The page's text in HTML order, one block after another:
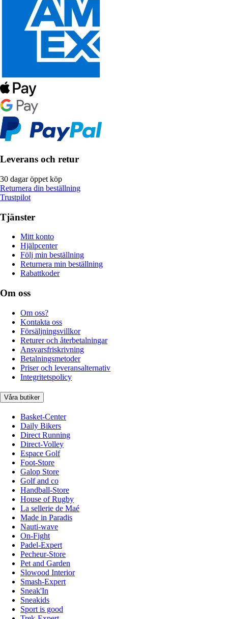
Leverans och retur
30 dagar öppet köp
Returnera din beställning
Trustpilot
Tjänster
Mitt konto
Hjälpcenter
Följ min beställning
Returnera min beställning
Rabattkoder
Om oss
Om oss?
Kontakta oss
Försäljningsvillkor
Returer och återbetalningar
Ansvarsfriskrivning
Betalningsmetoder
Priser och leveransalternativ
Integritetspolicy
Våra butiker
Basket-Center
Daily Bikers
Direct Running
Direct-Volley
Espace Golf
Foot-Store
Galop Store
Golf and co
Handball-Store
House of Rugby
La sellerie de Maé
Made in Paradis
Nauti-wave
On-Fight
Padel-Expert
Pecheur-Store
Pet and Garden
Slowood Interior
Smash-Expert
Sneak'In
Sneakids
Sport is good